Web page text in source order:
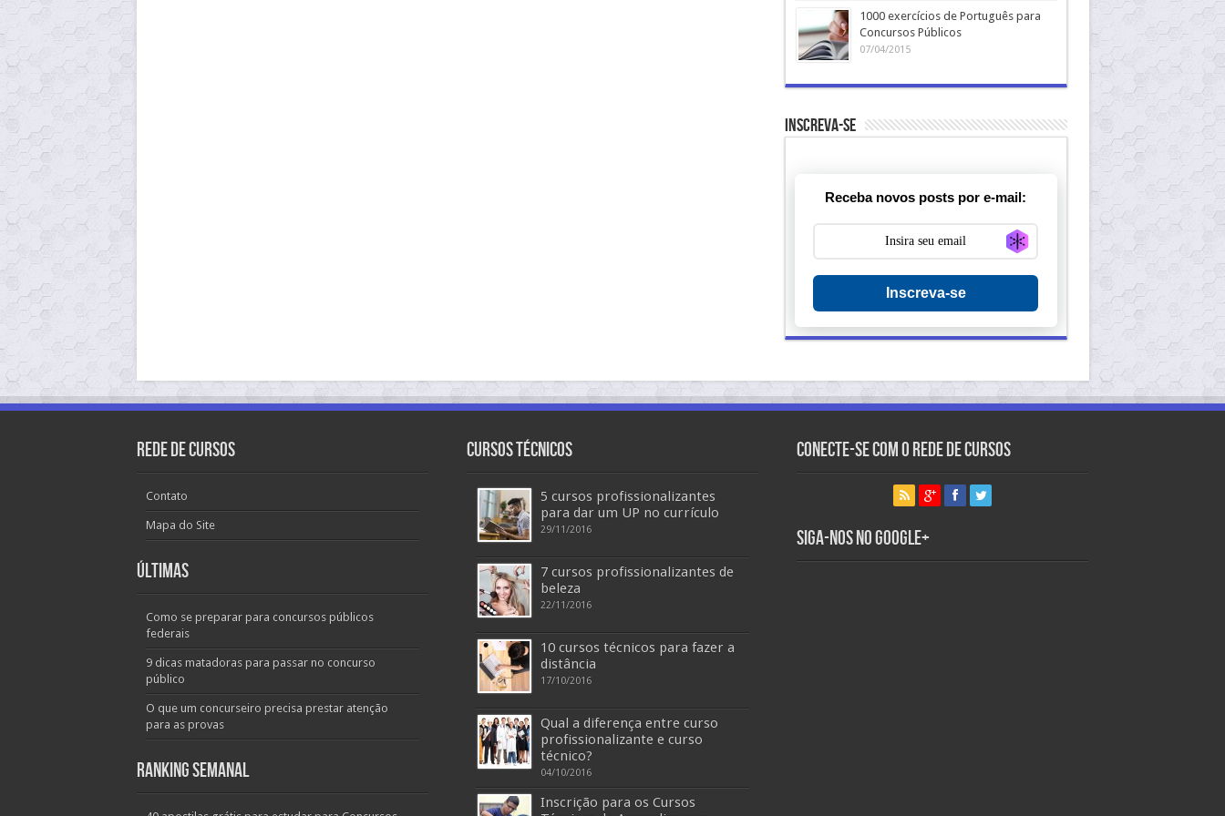
1000 exercícios de Português para
Concursos Públicos
07/04/2015
Inscreva-se
Receba novos posts por e-mail:
Inscreva-se
Rede de Cursos
Contato
Mapa do Site
Últimas
Como se preparar para concursos públicos
federais
9 dicas matadoras para passar no concurso
público
O que um concurseiro precisa prestar atenção
para as provas
Ranking Semanal
Cursos Técnicos
5 cursos profissionalizantes
para dar um UP no currículo
29/11/2016
7 cursos profissionalizantes de
beleza
22/11/2016
10 cursos técnicos para fazer a
distância
17/10/2016
Qual a diferença entre curso
profissionalizante e curso
técnico?
04/10/2016
Inscrição para os Cursos
Conecte-se com o Rede de Cursos
Siga-nos no Google+